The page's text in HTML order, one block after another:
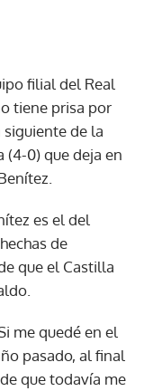
filial del Real
tiene prisa por
de la
0) que deja en
es el del
de
que el Castilla
me quedé en el
pasado, al final
que todavía me